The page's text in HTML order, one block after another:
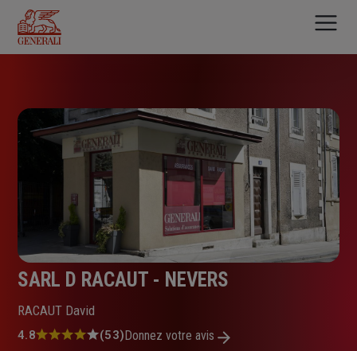
contenu
principal
SARL D RACAUT - NEVERS
RACAUT David
Note
4.8 (53)Donnez votre avis